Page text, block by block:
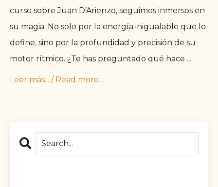
curso sobre Juan D’Arienzo, seguimos inmersos en
su magia. No solo por la energía inigualable que lo
define, sino por la profundidad y precisión de su
motor rítmico. ¿Te has preguntado qué hace ...
Leer más... / Read more...